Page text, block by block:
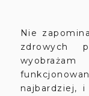
Nie
zdrowych
najbardziej,